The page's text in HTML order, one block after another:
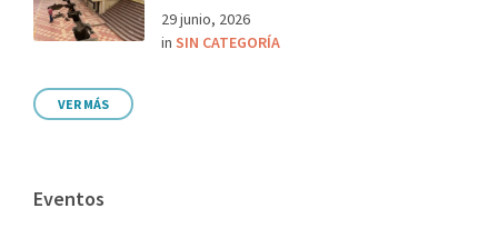
29 junio, 2026
in SIN CATEGORÍA
VER MÁS
Eventos